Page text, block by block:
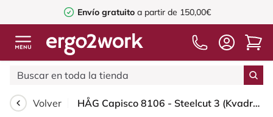
Envío gratuito a partir de 150,00€
Volver HÅG Capisco 8106 - Steelcut 3 (Kvadrat) - Lana / Poliamida - STT190 - Black - Blush Rose - 200 mm (seat height 46-64cm) - Soft castors for hard floors